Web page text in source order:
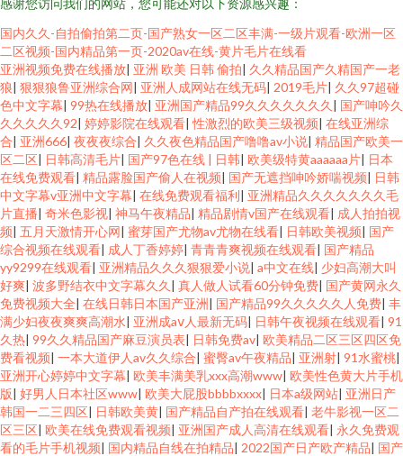
感谢您访问我们的网站，您可能还对以下资源感兴趣：
国内久久-自拍偷拍第二页-国产熟女一区二区丰满-一级片观看-欧洲一区
二区视频-国内精品第一页-2020av在线-黄片毛片在线看
亚洲视频免费在线播放| 亚洲 欧美 日韩 偷拍| 久久精品国产久精国产一老
狼| 狠狠狼鲁亚洲综合网| 亚洲人成网站在线无码| 2019毛片| 久久97超碰
色中文字幕| 99热在线播放| 亚洲国产精品99久久久久久久久 | 国产呻吟久
久久久久久92| 婷婷影院在线观看|性激烈的欧美三级视频| 在线亚洲综
合| 亚洲666| 夜夜夜综合| 久久夜色精品国产噜噜av小说| 精品国产欧美一
区二区| 日韩高清毛片| 国产97色在线 | 日韩| 欧美级特黄aaaaaa片| 日本
在线免费观看| 精品露脸国产偷人在视频| 国产无遮挡呻吟娇喘视频| 日韩
中文字幕v亚洲中文字幕| 在线免费观看福利| 亚洲精品久久久久久久久毛
片直播| 奇米色影视| 神马午夜精品| 精品剧情v国产在线观看| 成人拍拍视
频| 五月天激情开心网| 蜜芽国产尤物av尤物在线看| 日韩欧美视频| 国产
综合视频在线观看| 成人丁香婷婷| 青青青爽视频在线观看| 国产精品
yy9299在线观看| 亚洲精品久久久狠狠爱小说| a中文在线| 少妇高潮大叫
好爽| 波多野结衣中文字幕久久 | 真人做人试看60分钟免费| 国产黄网永久
免费视频大全| 在线日韩日本国产亚洲| 国产精品99久久久久久人免费| 丰
满少妇夜夜爽爽高潮水| 亚洲成aⅴ人最新无码| 日韩午夜视频在线观看| 91
久热| 99久久精品国产麻豆演员表| 日韩免费av| 欧美精品二区三区四区免
费看视频| 一本大道伊人av久久综合| 蜜臀av午夜精品| 亚洲射| 91水蜜桃|
亚洲开心婷婷中文字幕| 欧美丰满美乳xxx高潮www| 欧美性色黄大片手机
版| 好男人日本社区www| 欧美大屁股bbbbxxxx| 日本a级网站| 亚洲日产
韩国一二三四区| 日韩欧美黄| 国产精品自产拍在线观看| 老牛影视一区二
区三区| 欧美在线免费观看视频| 亚洲国产成人高清在线观看| 永久免费观
看的毛片手机视频| 国内精品自线在拍精品| 2022国产日产欧产精品| 国产